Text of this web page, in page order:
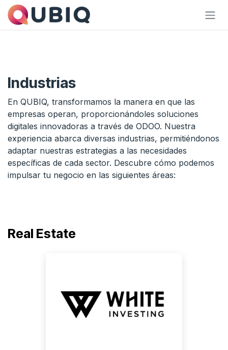
Skip to Content
Industrias
En QUBIQ, transformamos la manera en que las
empresas operan, proporcionándoles soluciones
digitales innovadoras a través de ODOO. Nuestra
experiencia abarca diversas industrias, permitiéndonos
adaptar nuestras estrategias a las necesidades
específicas de cada sector. Descubre cómo podemos
impulsar tu negocio en las siguientes áreas:
Real Estate